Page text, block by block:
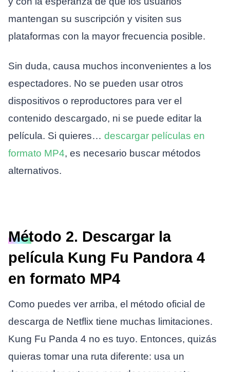
mantengan su suscripción y visiten sus
plataformas con la mayor frecuencia posible.
Sin duda, causa muchos inconvenientes a los
espectadores. No se pueden usar otros
dispositivos o reproductores para ver el
contenido descargado, ni se puede editar la
película. Si quieres… descargar películas en
formato MP4, es necesario buscar métodos
alternativos.
Método 2. Descargar la
película Kung Fu Pandora 4
en formato MP4
Como puedes ver arriba, el método oficial de
descarga de Netflix tiene muchas limitaciones.
Kung Fu Panda 4 no es tuyo. Entonces, quizás
quieras tomar una ruta diferente: usa un